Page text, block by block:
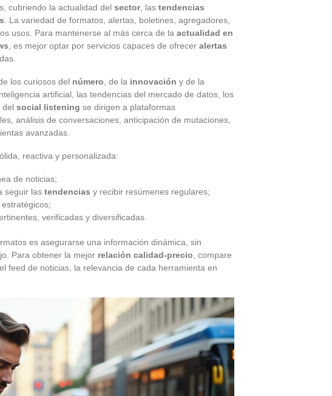
cubriendo la actualidad del sector, las tendencias
. La variedad de formatos, alertas, boletines, agregadores,
usos. Para mantenerse al más cerca de la actualidad en
, es mejor optar por servicios capaces de ofrecer alertas
los curiosos del número , de la innovación y de la
artificial, las tendencias del mercado de datos, los
del social listening se dirigen a plataformas
análisis de conversaciones, anticipación de mutaciones,
avanzadas.
reactiva y personalizada:
de noticias;
seguir las tendencias y recibir resúmenes regulares;
verificadas y diversificadas.
es asegurarse una información dinámica, sin
Para obtener la mejor relación calidad-precio , compare
feed de noticias, la relevancia de cada herramienta en